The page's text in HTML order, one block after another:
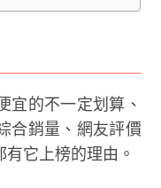
宜的不一定划算、
合銷量、網友評價
它上榜的理由。